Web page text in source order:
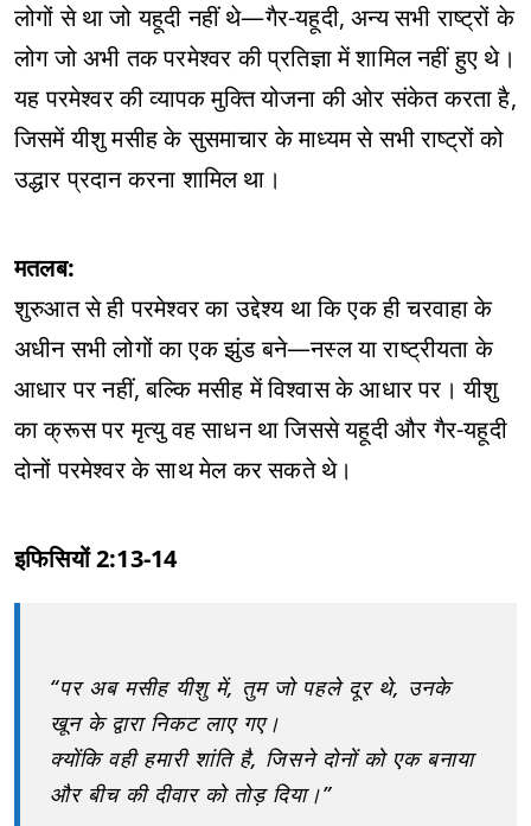
लोगों से था जो यहूदी नहीं थे—गैर-यहूदी, अन्य सभी राष्ट्रों के
लोग जो अभी तक परमेश्वर की प्रतिज्ञा में शामिल नहीं हुए थे।
यह परमेश्वर की व्यापक मुक्ति योजना की ओर संकेत करता है,
जिसमें यीशु मसीह के सुसमाचार के माध्यम से सभी राष्ट्रों को
उद्धार प्रदान करना शामिल था।
मतलब:
शुरुआत से ही परमेश्वर का उद्देश्य था कि एक ही चरवाहा के
अधीन सभी लोगों का एक झुंड बने—नस्ल या राष्ट्रीयता के
आधार पर नहीं, बल्कि मसीह में विश्वास के आधार पर। यीशु
का क्रूस पर मृत्यु वह साधन था जिससे यहूदी और गैर-यहूदी
दोनों परमेश्वर के साथ मेल कर सकते थे।
इफिसियों 2:13-14
“पर अब मसीह यीशु में, तुम जो पहले दूर थे, उनके
खून के द्वारा निकट लाए गए।
क्योंकि वही हमारी शांति है, जिसने दोनों को एक बनाया
और बीच की दीवार को तोड़ दिया।”